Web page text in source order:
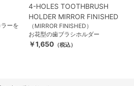
ーを
4-HOLES TOOTHBRUSH
HOLDER MIRROR FINISHED
（MIRROR FINISHED）
お花型の歯ブラシホルダー
￥1,650 （税込）